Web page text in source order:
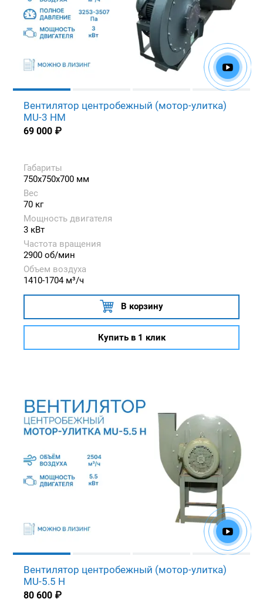
Вентилятор центробежный (мотор-улитка)
MU-3 HM
69 000 ₽
Габариты
750x750x700 мм
Вес
70 кг
Мощность двигателя
3 кВт
Частота вращения
2900 об/мин
Объем воздуха
1410-1704 м³/ч
В корзину
Купить в 1 клик
Вентилятор центробежный (мотор-улитка)
MU-5.5 H
80 600 ₽